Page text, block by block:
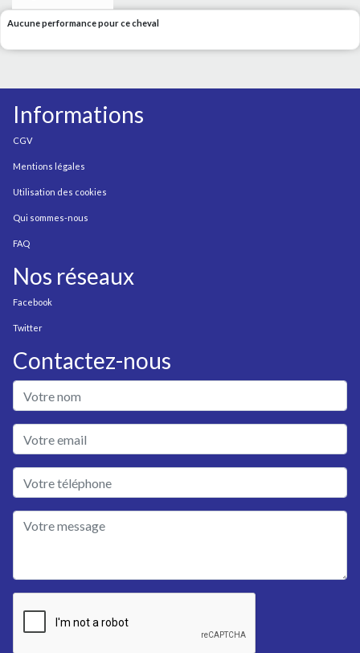
Aucune performance pour ce cheval
Informations
CGV
Mentions légales
Utilisation des cookies
Qui sommes-nous
FAQ
Nos réseaux
Facebook
Twitter
Contactez-nous